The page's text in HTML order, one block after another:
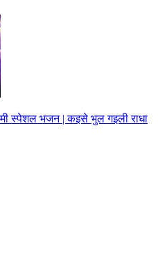
स्पेशल भजन | कइसे भुल गइली राधा